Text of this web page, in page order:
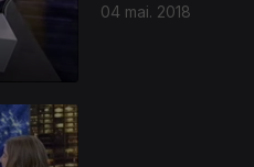
04 mai. 2018